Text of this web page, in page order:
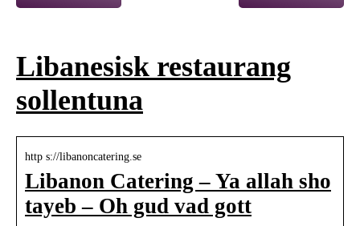
Libanesisk restaurang
sollentuna
http s://libanoncatering.se
Libanon Catering – Ya allah sho
tayeb – Oh gud vad gott